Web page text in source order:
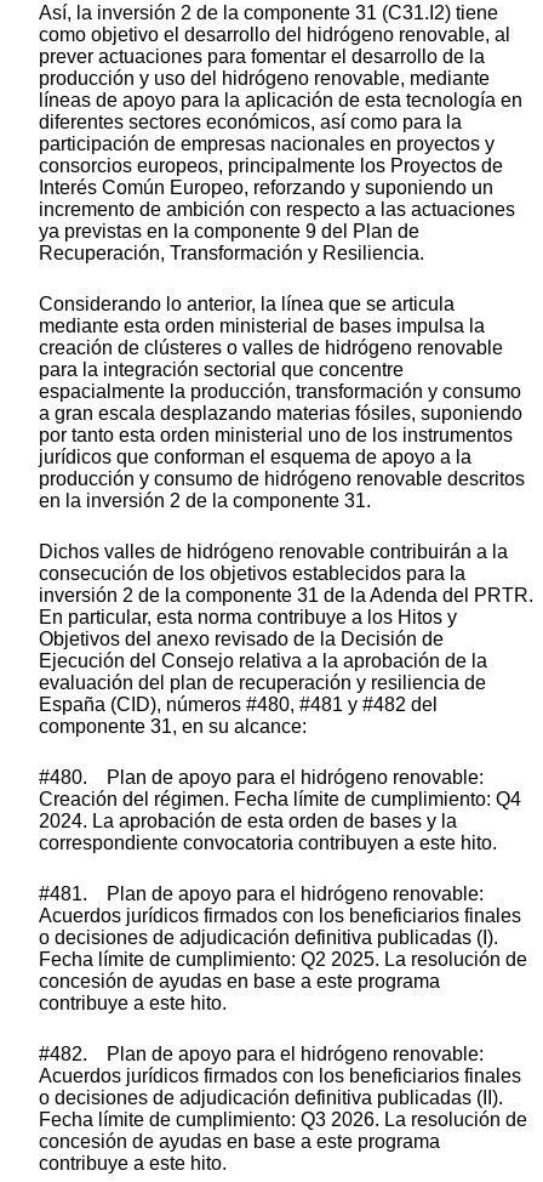
Así, la inversión 2 de la componente 31 (C31.I2) tiene
como objetivo el desarrollo del hidrógeno renovable, al
prever actuaciones para fomentar el desarrollo de la
producción y uso del hidrógeno renovable, mediante
líneas de apoyo para la aplicación de esta tecnología en
diferentes sectores económicos, así como para la
participación de empresas nacionales en proyectos y
consorcios europeos, principalmente los Proyectos de
Interés Común Europeo, reforzando y suponiendo un
incremento de ambición con respecto a las actuaciones
ya previstas en la componente 9 del Plan de
Recuperación, Transformación y Resiliencia.
Considerando lo anterior, la línea que se articula
mediante esta orden ministerial de bases impulsa la
creación de clústeres o valles de hidrógeno renovable
para la integración sectorial que concentre
espacialmente la producción, transformación y consumo
a gran escala desplazando materias fósiles, suponiendo
por tanto esta orden ministerial uno de los instrumentos
jurídicos que conforman el esquema de apoyo a la
producción y consumo de hidrógeno renovable descritos
en la inversión 2 de la componente 31.
Dichos valles de hidrógeno renovable contribuirán a la
consecución de los objetivos establecidos para la
inversión 2 de la componente 31 de la Adenda del PRTR.
En particular, esta norma contribuye a los Hitos y
Objetivos del anexo revisado de la Decisión de
Ejecución del Consejo relativa a la aprobación de la
evaluación del plan de recuperación y resiliencia de
España (CID), números #480, #481 y #482 del
componente 31, en su alcance:
#480. Plan de apoyo para el hidrógeno renovable:
Creación del régimen. Fecha límite de cumplimiento: Q4
2024. La aprobación de esta orden de bases y la
correspondiente convocatoria contribuyen a este hito.
#481. Plan de apoyo para el hidrógeno renovable:
Acuerdos jurídicos firmados con los beneficiarios finales
o decisiones de adjudicación definitiva publicadas (I).
Fecha límite de cumplimiento: Q2 2025. La resolución de
concesión de ayudas en base a este programa
contribuye a este hito.
#482. Plan de apoyo para el hidrógeno renovable:
Acuerdos jurídicos firmados con los beneficiarios finales
o decisiones de adjudicación definitiva publicadas (II).
Fecha límite de cumplimiento: Q3 2026. La resolución de
concesión de ayudas en base a este programa
contribuye a este hito.